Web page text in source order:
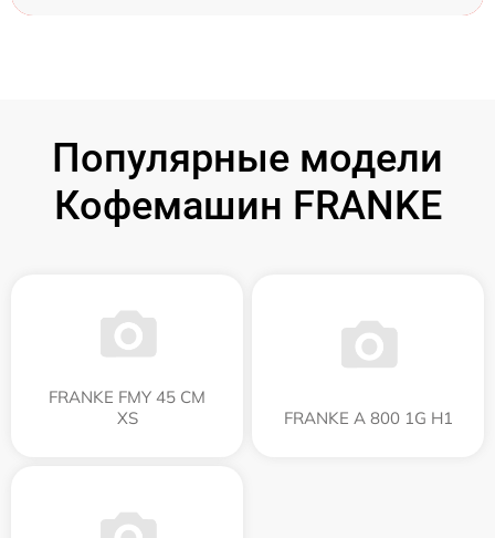
Популярные модели
Кофемашин FRANKE
FRANKE FMY 45 CM
XS
FRANKE A 800 1G H1